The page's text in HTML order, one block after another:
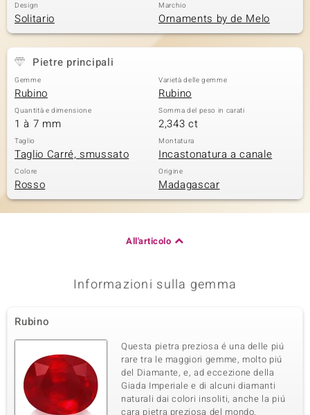
Design
Solitario
Marchio
Ornaments by de Melo
Pietre principali
Gemme
Rubino
Varietà delle gemme
Rubino
Quantità e dimensione
1 à 7 mm
Somma del peso in carati
2,343 ct
Taglio
Taglio Carré, smussato
Montatura
Incastonatura a canale
Colore
Rosso
Origine
Madagascar
All'articolo
Informazioni sulla gemma
Rubino
Questa pietra preziosa é una delle piú
rare tra le maggiori gemme, molto piú
del Diamante, e, ad eccezione della
Giada Imperiale e di alcuni diamanti
naturali dai colori insoliti, anche la piú
cara pietra preziosa del mondo.